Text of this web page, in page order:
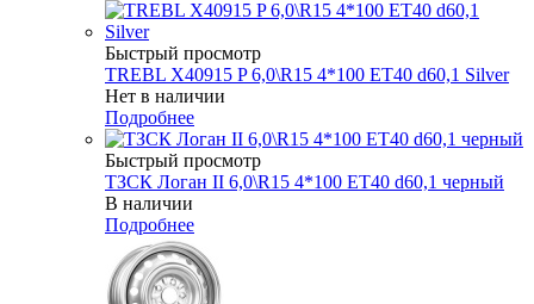
Быстрый просмотр
TREBL X40915 P 6,0\R15 4*100 ET40 d60,1 Silver
Нет в наличии
Подробнее
Быстрый просмотр
ТЗСК Логан II 6,0\R15 4*100 ET40 d60,1 черный
В наличии
Подробнее